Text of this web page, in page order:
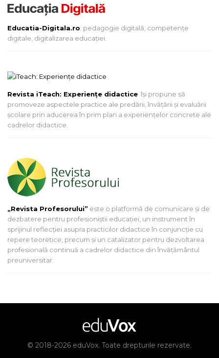
Educatia-Digitala.ro: pedagogie digitală, competențe
digitale, digitalizarea educației.
Revista iTeach: Experienţe didactice îşi propune să
promoveze aspectele practice ale predării, învăţării şi evaluării
şcolare prin aducerea în prim plan a experienţelor concrete ale
cadrelor didactice.
„Revista Profesorului” este o platformă de comunicare și de
dezbatere pentru profesioniștii educației, un instrument în
sprijinul reflecției asupra practicilor didactice în conjuncție cu
repere teoretice, precum și un catalizator pentru dezvoltarea
profesională continuă a cadrelor didactice din învățământul
preuniversitar.
© 2018-2026 eduVox. Toate drepturile rezervate.